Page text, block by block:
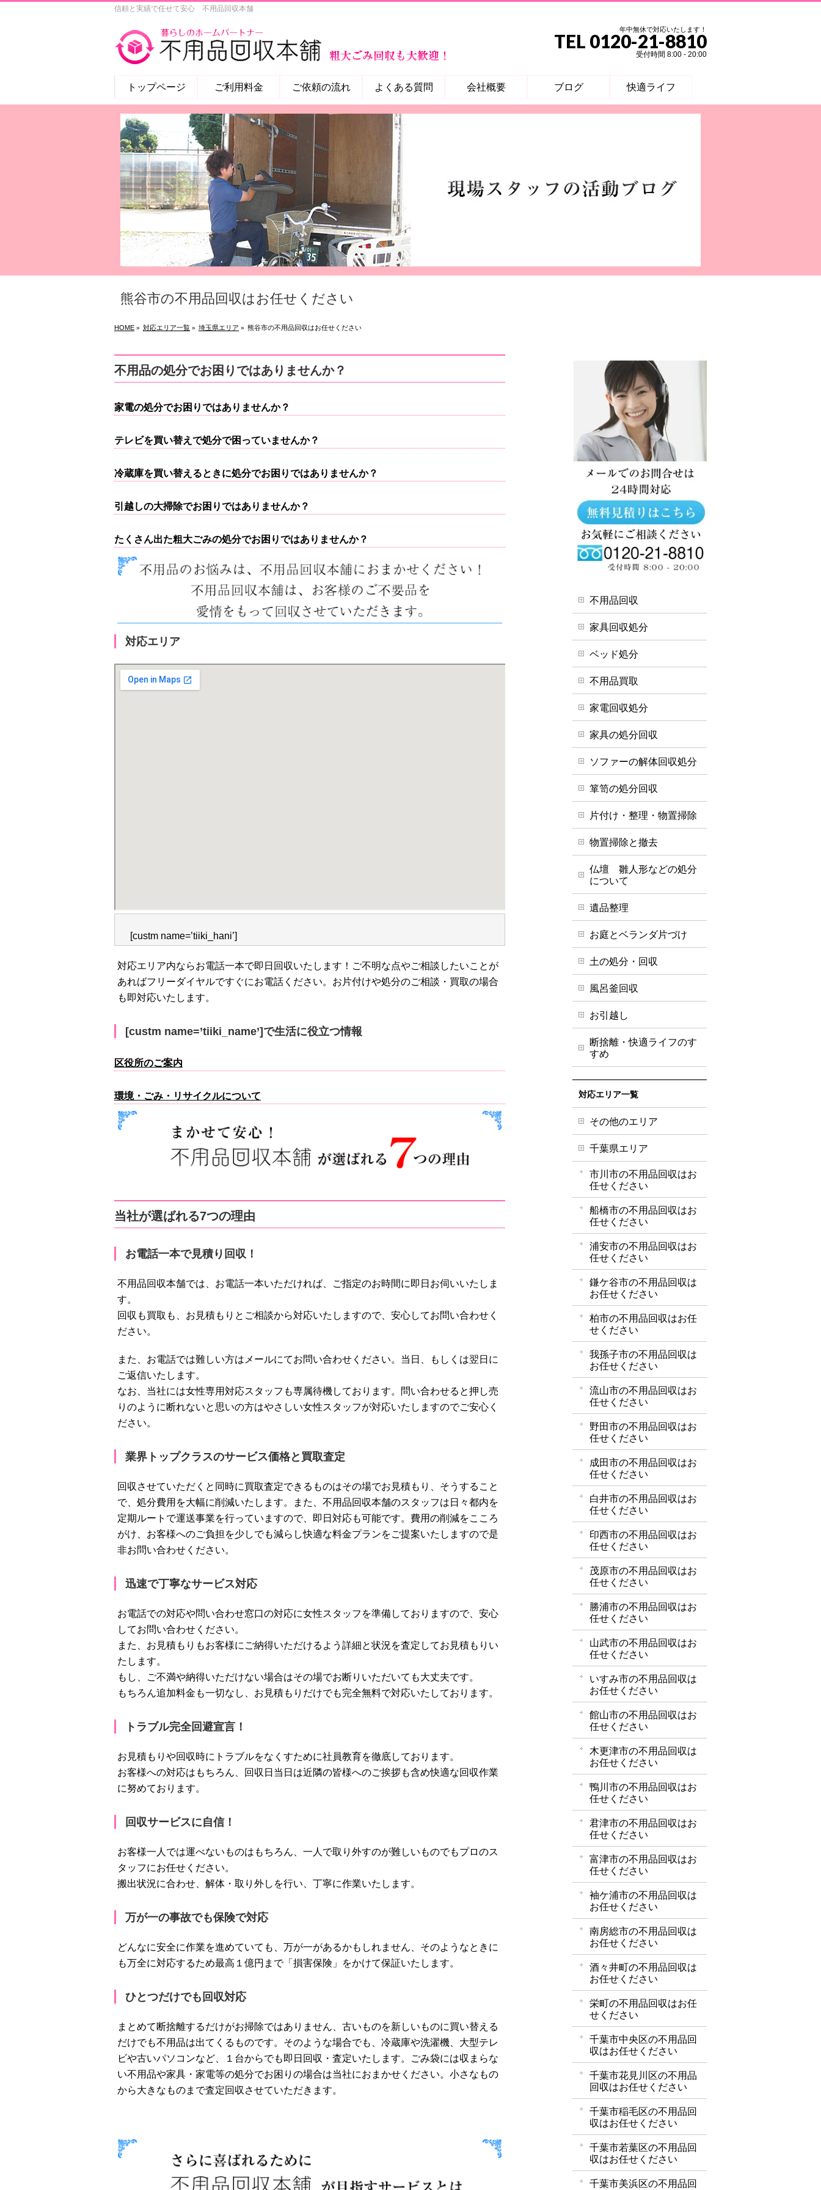
信頼と実績で任せて安心 不用品回収本舗
年中無休で対応いたします！
TEL 0120-21-8810
受付時間 8:00 - 20:00
トップページ ご利用料金 ご依頼の流れ よくある質問 会社概要 ブログ 快適ライフ
熊谷市の不用品回収はお任せください
HOME » 対応エリア一覧 » 埼玉県エリア » 熊谷市の不用品回収はお任せください
不用品の処分でお困りではありませんか？
家電の処分でお困りではありませんか？
テレビを買い替えで処分で困っていませんか？
冷蔵庫を買い替えるときに処分でお困りではありませんか？
引越しの大掃除でお困りではありませんか？
たくさん出た粗大ごみの処分でお困りではありませんか？
対応エリア
[custm name=’tiiki_hani’]
対応エリア内ならお電話一本で即日回収いたします！ご不明な点やご相談したいことが
あればフリーダイヤルですぐにお電話ください。お片付けや処分のご相談・買取の場合
も即対応いたします。
[custm name=’tiiki_name’]で生活に役立つ情報
区役所のご案内
環境・ごみ・リサイクルについて
当社が選ばれる7つの理由
お電話一本で見積り回収！
不用品回収本舗では、お電話一本いただければ、ご指定のお時間に即日お伺いいたしま
す。
回収も買取も、お見積もりとご相談から対応いたしますので、安心してお問い合わせく
ださい。
また、お電話では難しい方はメールにてお問い合わせください。当日、もしくは翌日に
ご返信いたします。
なお、当社には女性専用対応スタッフも専属待機しております。問い合わせると押し売
りのように断れないと思いの方はやさしい女性スタッフが対応いたしますのでご安心く
ださい。
業界トップクラスのサービス価格と買取査定
回収させていただくと同時に買取査定できるものはその場でお見積もり、そうすること
で、処分費用を大幅に削減いたします。また、不用品回収本舗のスタッフは日々都内を
定期ルートで運送事業を行っていますので、即日対応も可能です。費用の削減をこころ
がけ、お客様へのご負担を少しでも減らし快適な料金プランをご提案いたしますので是
非お問い合わせください。
迅速で丁寧なサービス対応
お電話での対応や問い合わせ窓口の対応に女性スタッフを準備しておりますので、安心
してお問い合わせください。
また、お見積もりもお客様にご納得いただけるよう詳細と状況を査定してお見積もりい
たします。
もし、ご不満や納得いただけない場合はその場でお断りいただいても大丈夫です。
もちろん追加料金も一切なし、お見積もりだけでも完全無料で対応いたしております。
トラブル完全回避宣言！
お見積もりや回収時にトラブルをなくすために社員教育を徹底しております。
お客様への対応はもちろん、回収日当日は近隣の皆様へのご挨拶も含め快適な回収作業
に努めております。
回収サービスに自信！
お客様一人では運べないものはもちろん、一人で取り外すのが難しいものでもプロのス
タッフにお任せください。
搬出状況に合わせ、解体・取り外しを行い、丁寧に作業いたします。
万が一の事故でも保険で対応
どんなに安全に作業を進めていても、万が一があるかもしれません、そのようなときに
も万全に対応するため最高１億円まで「損害保険」をかけて保証いたします。
ひとつだけでも回収対応
まとめて断捨離するだけがお掃除ではありません、古いものを新しいものに買い替える
だけでも不用品は出てくるものです。そのような場合でも、冷蔵庫や洗濯機、大型テレ
ビや古いパソコンなど、１台からでも即日回収・査定いたします。ごみ袋には収まらな
い不用品や家具・家電等の処分でお困りの場合は当社におまかせください。小さなもの
から大きなものまで査定回収させていただきます。
不用品回収
家具回収処分
ベッド処分
不用品買取
家電回収処分
家具の処分回収
ソファーの解体回収処分
箪笥の処分回収
片付け・整理・物置掃除
物置掃除と撤去
仏壇 雛人形などの処分
について
遺品整理
お庭とベランダ片づけ
土の処分・回収
風呂釜回収
お引越し
断捨離・快適ライフのす
すめ
対応エリア一覧
その他のエリア
千葉県エリア
市川市の不用品回収はお
任せください
船橋市の不用品回収はお
任せください
浦安市の不用品回収はお
任せください
鎌ケ谷市の不用品回収は
お任せください
柏市の不用品回収はお任
せください
我孫子市の不用品回収は
お任せください
流山市の不用品回収はお
任せください
野田市の不用品回収はお
任せください
成田市の不用品回収はお
任せください
白井市の不用品回収はお
任せください
印西市の不用品回収はお
任せください
茂原市の不用品回収はお
任せください
勝浦市の不用品回収はお
任せください
山武市の不用品回収はお
任せください
いすみ市の不用品回収は
お任せください
館山市の不用品回収はお
任せください
木更津市の不用品回収は
お任せください
鴨川市の不用品回収はお
任せください
君津市の不用品回収はお
任せください
富津市の不用品回収はお
任せください
袖ケ浦市の不用品回収は
お任せください
南房総市の不用品回収は
お任せください
酒々井町の不用品回収は
お任せください
栄町の不用品回収はお任
せください
千葉市中央区の不用品回
収はお任せください
千葉市花見川区の不用品
回収はお任せください
千葉市稲毛区の不用品回
収はお任せください
千葉市若葉区の不用品回
収はお任せください
千葉市美浜区の不用品回